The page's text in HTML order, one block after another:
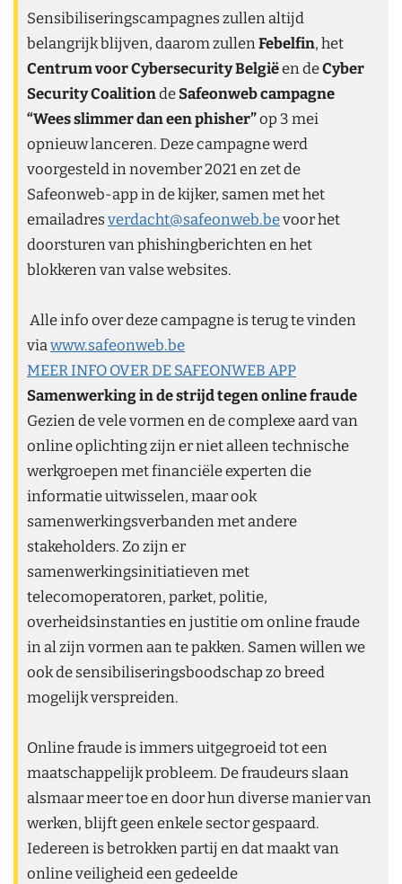
Sensibiliseringscampagnes zullen altijd
belangrijk blijven, daarom zullenFebelfin, het
Centrum voor Cybersecurity Belgiëen deCyber
Security Coalitionde Safeonweb campagne
“Wees slimmer dan een phisher”op 3 mei
opnieuw lanceren. Deze campagne werd
voorgesteld in november 2021 en zet de
Safeonweb-app in de kijker, samen met het
emailadresverdacht@safeonweb.bevoor het
doorsturen van phishingberichten en het
blokkeren van valse websites.
Alle info over deze campagne is terug te vinden
viawww.safeonweb.be
MEER INFO OVER DE SAFEONWEB APP
Samenwerking in de strijd tegen online fraude
Gezien de vele vormen en de complexe aard van
online oplichting zijn er niet alleen technische
werkgroepen met financiële experten die
informatie uitwisselen, maar ook
samenwerkingsverbanden met andere
stakeholders. Zo zijn er
samenwerkingsinitiatieven met
telecomoperatoren, parket, politie,
overheidsinstanties en justitie om online fraude
in al zijn vormen aan te pakken. Samen willen we
ook de sensibiliseringsboodschap zo breed
mogelijk verspreiden.
Online fraude is immers uitgegroeid tot een
maatschappelijk probleem. De fraudeurs slaan
alsmaar meer toe en door hun diverse manier van
werken, blijft geen enkele sector gespaard.
Iedereen is betrokken partij en dat maakt van
online veiligheid een gedeelde